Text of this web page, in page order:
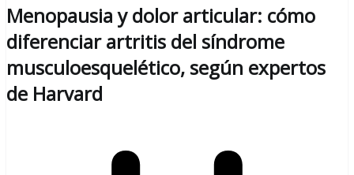
Menopausia y dolor articular: cómo
diferenciar artritis del síndrome
musculoesquelético, según expertos
de Harvard